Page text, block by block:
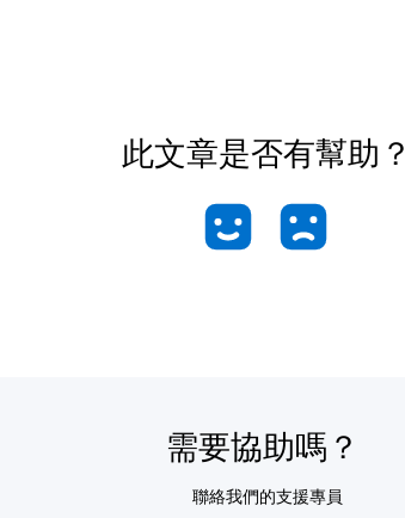
此文章是否有幫助？
需要協助嗎？
聯絡我們的支援專員